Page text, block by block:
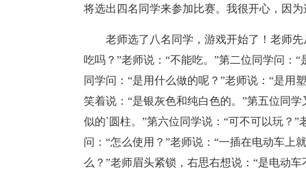
将选出四名同学来参加比赛。我很开心，因
老师选了八名同学，游戏开始了！老师
吃吗？”老师说：“不能吃。”第二位同学问：
同学问：“是用什么做的呢？”老师说：“是用
笑着说：“是银灰色和纯白色的。”第五位同
似的`圆柱。”第六位同学说：“可不可以玩？”
问：“怎么使用？”老师说：“一插在电动车上
么？”老师眉头紧锁，右思右想说：“是电动